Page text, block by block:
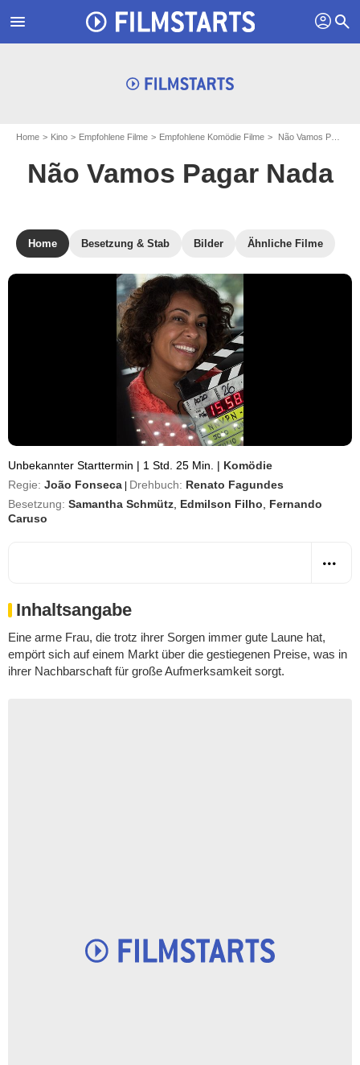
menu profil search
Home Kino Empfohlene Filme Empfohlene Komödie Filme Não Vamos Pagar Nada
Não Vamos Pagar Nada
Home Besetzung & Stab Bilder Ähnliche Filme
Unbekannter Starttermin | 1 Std. 25 Min. | Komödie
Regie: João Fonseca Drehbuch: Renato Fagundes
Besetzung: Samantha Schmütz Edmilson Filho
Fernando
Caruso
Inhaltsangabe
Eine arme Frau, die trotz ihrer Sorgen immer gute Laune hat,
empört sich auf einem Markt über die gestiegenen Preise, was in
ihrer Nachbarschaft für große Aufmerksamkeit sorgt.